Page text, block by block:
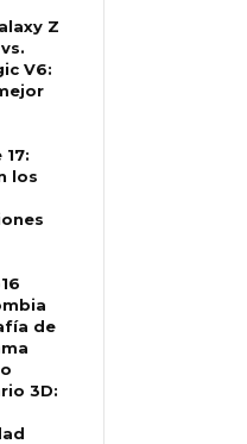
Z
V6:
los
de
3D: